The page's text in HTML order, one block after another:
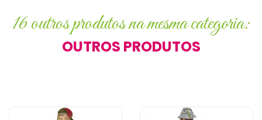
16 outros produtos na mesma categoria:
OUTROS PRODUTOS